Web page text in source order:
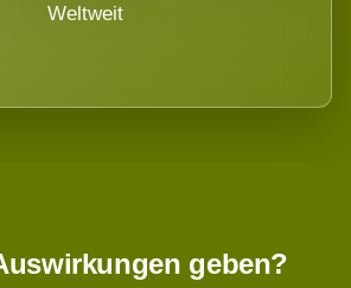
Weltweit
geben?